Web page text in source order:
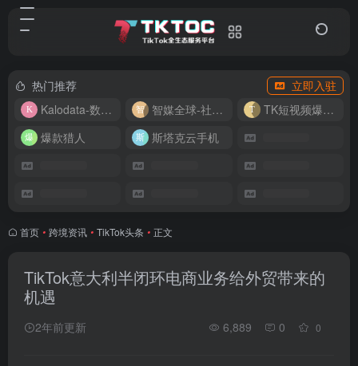
热门推荐
立即入驻
Kalodata-数据分析平台
智媒全球-社媒管理平台
TK短视频爆款复刻
爆款猎人
斯塔克云手机
首页 • 跨境资讯 • TikTok头条 • 正文
TikTok意大利半闭环电商业务给外贸带来的
机遇
2年前更新 6,889 0 0